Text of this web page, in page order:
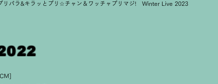
リパラ&キラッとプリ☆チャン＆ワッチャプリマジ! Winter Live 2023